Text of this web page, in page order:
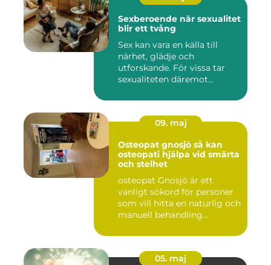
Sexberoende när sexualitet
blir ett tvång
Sex kan vara en källa till
närhet, glädje och
utforskande. För vissa tar
sexualiteten däremot
09. maj
Osteopat gnosjö så kan
osteopati hjälpa vid smärta
och stelhet
osteopat Gnosjö är ett
vanligt sökord för personer
som vill hitta en naturlig och
manuell behandling...
05. maj